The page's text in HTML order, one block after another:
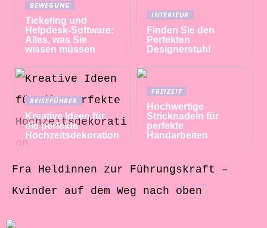
BEWEGUNG
Ticketing und
Helpdesk-Software:
Alles, was Sie
wissen müssen
INTERIEUR
Finden Sie den
Perfekten
Designerstuhl
REISEFÜHRER
Kreative Ideen für
die perfekte
Hochzeitsdekoration
FREIZEIT
Hochwertige
Stricknadeln für
perfekte
Handarbeiten
Fra Heldinnen zur Führungskraft –
Kvinder auf dem Weg nach oben